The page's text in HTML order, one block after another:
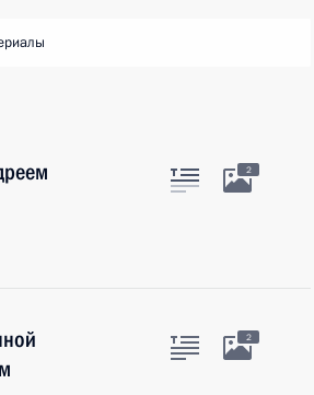
2
2